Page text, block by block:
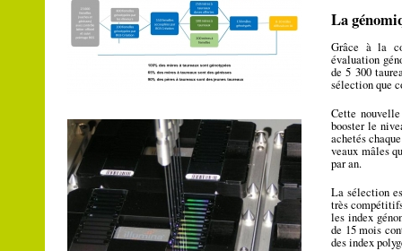
La
Grâce à la
évaluation
de 5 300
sélection que
Cette
booster le
achetés
veaux mâles
par an.
La sélection
très
les index
de 15 mois
des index